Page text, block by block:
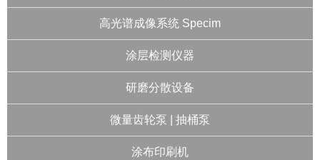
高光谱成像系统 Specim
涂层检测仪器
研磨分散设备
微量齿轮泵 | 抽桶泵
涂布印刷机